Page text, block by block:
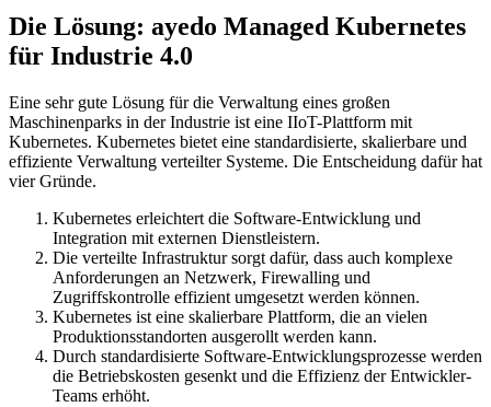
Die Lösung: ayedo Managed Kubernetes
für Industrie 4.0
Eine sehr gute Lösung für die Verwaltung eines großen
Maschinenparks in der Industrie ist eine IIoT-Plattform mit
Kubernetes. Kubernetes bietet eine standardisierte, skalierbare und
effiziente Verwaltung verteilter Systeme. Die Entscheidung dafür hat
vier Gründe.
Kubernetes erleichtert die Software-Entwicklung und
Integration mit externen Dienstleistern.
Die verteilte Infrastruktur sorgt dafür, dass auch komplexe
Anforderungen an Netzwerk, Firewalling und
Zugriffskontrolle effizient umgesetzt werden können.
Kubernetes ist eine skalierbare Plattform, die an vielen
Produktionsstandorten ausgerollt werden kann.
Durch standardisierte Software-Entwicklungsprozesse werden
die Betriebskosten gesenkt und die Effizienz der Entwickler-
Teams erhöht.